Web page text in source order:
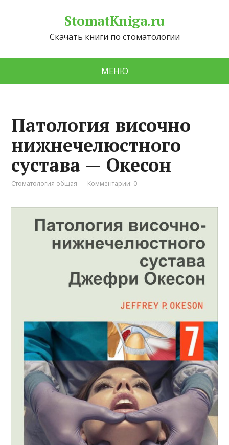
StomatKniga.ru
Скачать книги по стоматологии
МЕНЮ
Патология височно
нижнечелюстного
сустава — Окесон
Стоматология общая Комментарии: 0